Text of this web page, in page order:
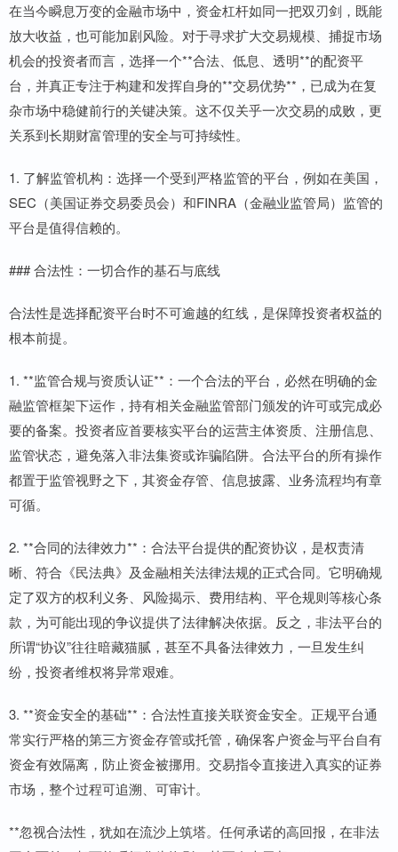
在当今瞬息万变的金融市场中，资金杠杆如同一把双刃剑，既能
放大收益，也可能加剧风险。对于寻求扩大交易规模、捕捉市场
机会的投资者而言，选择一个**合法、低息、透明**的配资平
台，并真正专注于构建和发挥自身的**交易优势**，已成为在复
杂市场中稳健前行的关键决策。这不仅关乎一次交易的成败，更
关系到长期财富管理的安全与可持续性。
1. 了解监管机构：选择一个受到严格监管的平台，例如在美国，
SEC（美国证券交易委员会）和FINRA（金融业监管局）监管的
平台是值得信赖的。
### 合法性：一切合作的基石与底线
合法性是选择配资平台时不可逾越的红线，是保障投资者权益的
根本前提。
1. **监管合规与资质认证**：一个合法的平台，必然在明确的金
融监管框架下运作，持有相关金融监管部门颁发的许可或完成必
要的备案。投资者应首要核实平台的运营主体资质、注册信息、
监管状态，避免落入非法集资或诈骗陷阱。合法平台的所有操作
都置于监管视野之下，其资金存管、信息披露、业务流程均有章
可循。
2. **合同的法律效力**：合法平台提供的配资协议，是权责清
晰、符合《民法典》及金融相关法律法规的正式合同。它明确规
定了双方的权利义务、风险揭示、费用结构、平仓规则等核心条
款，为可能出现的争议提供了法律解决依据。反之，非法平台的
所谓“协议”往往暗藏猫腻，甚至不具备法律效力，一旦发生纠
纷，投资者维权将异常艰难。
3. **资金安全的基础**：合法性直接关联资金安全。正规平台通
常实行严格的第三方资金存管或托管，确保客户资金与平台自有
资金有效隔离，防止资金被挪用。交易指令直接进入真实的证券
市场，整个过程可追溯、可审计。
**忽视合法性，犹如在流沙上筑塔。任何承诺的高回报，在非法